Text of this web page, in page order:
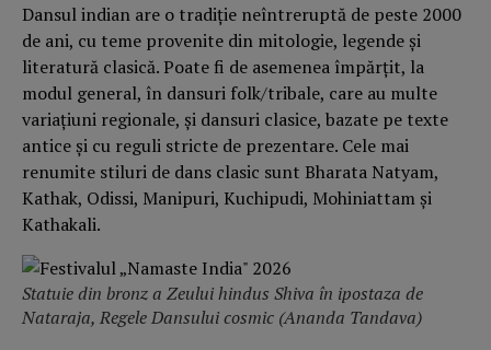
Dansul indian are o tradiție neîntreruptă de peste 2000
de ani, cu teme provenite din mitologie, legende și
literatură clasică. Poate fi de asemenea împărțit, la
modul general, în dansuri folk/tribale, care au multe
variațiuni regionale, și dansuri clasice, bazate pe texte
antice și cu reguli stricte de prezentare. Cele mai
renumite stiluri de dans clasic sunt Bharata Natyam,
Kathak, Odissi, Manipuri, Kuchipudi, Mohiniattam și
Kathakali.
Statuie din bronz a Zeului hindus Shiva în ipostaza de
Nataraja, Regele Dansului cosmic (Ananda Tandava)